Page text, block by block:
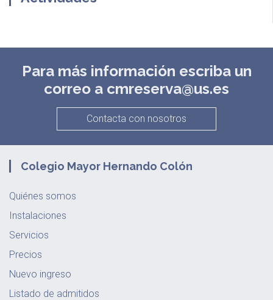
Para más información escriba un
correo a cmreserva@us.es
Contacta con nosotros
Colegio Mayor Hernando Colón
Quiénes somos
Instalaciones
Servicios
Precios
Nuevo ingreso
Listado de admitidos